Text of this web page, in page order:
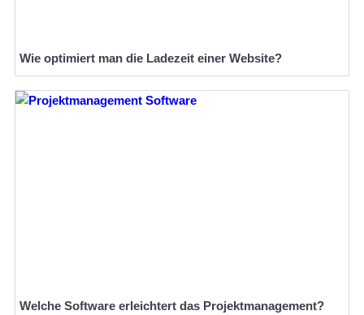
Wie optimiert man die Ladezeit einer Website?
Welche Software erleichtert das Projektmanagement?